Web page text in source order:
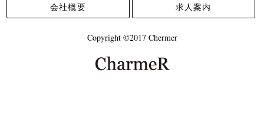
会社概要
求人案内
Copyright ©2017 Chermer